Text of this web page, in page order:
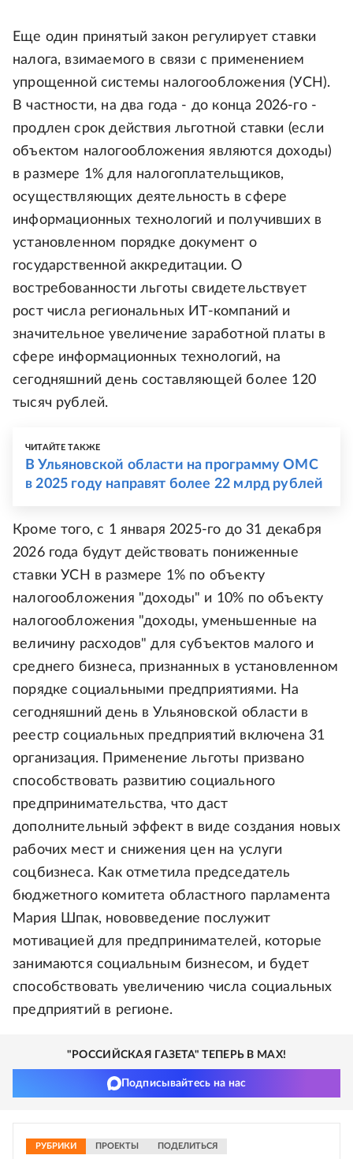
Еще один принятый закон регулирует ставки
налога, взимаемого в связи с применением
упрощенной системы налогообложения (УСН).
В частности, на два года - до конца 2026-го -
продлен срок действия льготной ставки (если
объектом налогообложения являются доходы)
в размере 1% для налогоплательщиков,
осуществляющих деятельность в сфере
информационных технологий и получивших в
установленном порядке документ о
государственной аккредитации. О
востребованности льготы свидетельствует
рост числа региональных ИТ-компаний и
значительное увеличение заработной платы в
сфере информационных технологий, на
сегодняшний день составляющей более 120
тысяч рублей.
ЧИТАЙТЕ ТАКЖЕ
В Ульяновской области на программу ОМС
в 2025 году направят более 22 млрд рублей
Кроме того, с 1 января 2025-го до 31 декабря
2026 года будут действовать пониженные
ставки УСН в размере 1% по объекту
налогообложения "доходы" и 10% по объекту
налогообложения "доходы, уменьшенные на
величину расходов" для субъектов малого и
среднего бизнеса, признанных в установленном
порядке социальными предприятиями. На
сегодняшний день в Ульяновской области в
реестр социальных предприятий включена 31
организация. Применение льготы призвано
способствовать развитию социального
предпринимательства, что даст
дополнительный эффект в виде создания новых
рабочих мест и снижения цен на услуги
соцбизнеса. Как отметила председатель
бюджетного комитета областного парламента
Мария Шпак, нововведение послужит
мотивацией для предпринимателей, которые
занимаются социальным бизнесом, и будет
способствовать увеличению числа социальных
предприятий в регионе.
"РОССИЙСКАЯ ГАЗЕТА" ТЕПЕРЬ В MAX!
Подписывайтесь на нас
РУБРИКИ ПРОЕКТЫ ПОДЕЛИТЬСЯ